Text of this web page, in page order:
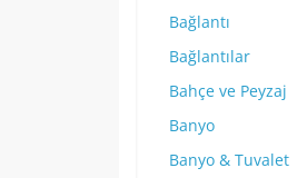
Bağlantı
Bağlantılar
Bahçe ve Peyzaj
Banyo
Banyo & Tuvalet